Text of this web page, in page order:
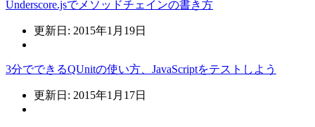
Underscore.jsでメソッドチェインの書き方
更新日: 2015年1月19日
3分でできるQUnitの使い方、JavaScriptをテストしよう
更新日: 2015年1月17日